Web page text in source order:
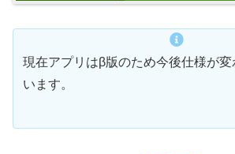
現在アプリはβ版のため今後仕様が
います。